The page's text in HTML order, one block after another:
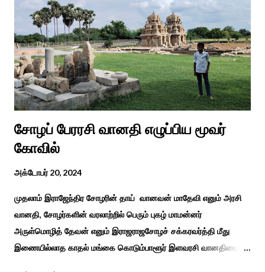
துறை, மற்றும் டாக்டர் அழகப்பா கல்வி அறிவியல் நிறுவனம் , மற்றும்
காரைக்குடி ஹெரிடேஜ் ரோட்டரி கிளப், மற்றும் மாற்றுத்
திறனாளிகளுக்கான மல்டிமோடல் மெட்டீரியல் உற்பத்திக்கான மையம்,
மற்றும் ஐடி மற்றும் ஆட்டிசத்திற்கான அழகப்பா பல்கலைக்கழக
சிறப்புப் பள்ளி சார்பில் இந்த ஆணடு விழா சர்வதேச மாற்று...
சோழப் பேரரசி வானதி எழுப்பிய மூவர்
கோவில்
அக்டோபர் 20, 2024
முதலாம் இராஜேந்திர சோழரின் தாய் வானவன் மாதேவி எனும் அரசி
வானதி, சோழர்களின் வரலாற்றில் பெரும் புகழ் மாமன்னர்
அருள்மொழித் தேவன் எனும் இராஜராஜசோழச் சக்கரவர்த்தி மீது
இணையில்லாத காதல் மங்கை கொடும்பாளூர் இளவரசி வானதியை